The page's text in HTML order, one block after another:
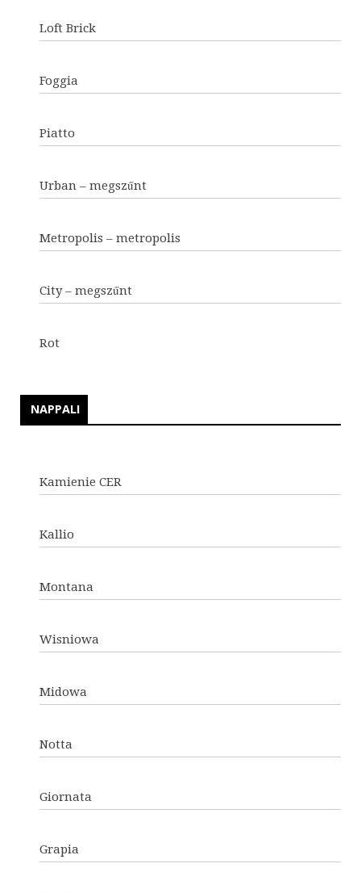
Loft Brick
Foggia
Piatto
Urban – megszűnt
Metropolis – metropolis
City – megszűnt
Rot
NAPPALI
Kamienie CER
Kallio
Montana
Wisniowa
Midowa
Notta
Giornata
Grapia